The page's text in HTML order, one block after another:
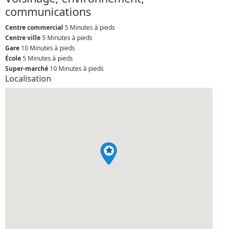
communications
Centre commercial 5 Minutes à pieds
Centre ville5 Minutes à pieds
Gare 10 Minutes à pieds
École5 Minutes à pieds
Super-marché 10 Minutes à pieds
Localisation